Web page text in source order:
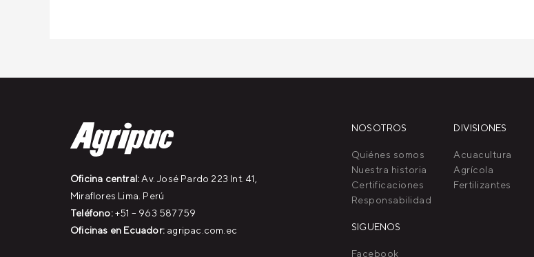
Oficina central:Av. José Pardo 223 Int. 41,
Miraflores Lima. Perú
Teléfono:+51 – 963 587759
Oficinas en Ecuador: agripac.com.ec
NOSOTROS
Quiénes somos
Nuestra historia
Certificaciones
Responsabilidad
SIGUENOS
Facebook
DIVISIONES
Acuacultura
Agrícola
Fertilizantes